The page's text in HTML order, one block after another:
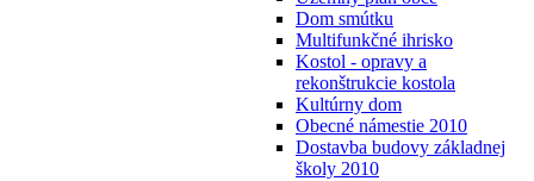
Dom smútku
Multifunkčné ihrisko
Kostol - opravy a
rekonštrukcie kostola
Kultúrny dom
Obecné námestie 2010
Dostavba budovy základnej
školy 2010